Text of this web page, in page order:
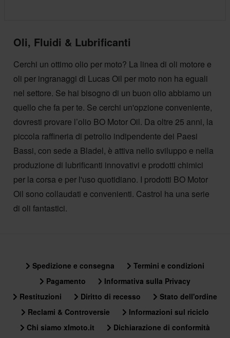
Oli, Fluidi & Lubrificanti
Cerchi un ottimo olio per moto? La linea di oli motore e
oli per ingranaggi di Lucas Oil per moto non ha eguali
nel settore. Se hai bisogno di un buon olio abbiamo un
quello che fa per te. Se cerchi un'opzione conveniente,
dovresti provare l’olio BO Motor Oil. Da oltre 25 anni, la
piccola raffineria di petrolio indipendente dei Paesi
Bassi, con sede a Bladel, è attiva nello sviluppo e nella
produzione di lubrificanti innovativi e prodotti chimici
per la corsa e per l'uso quotidiano. I prodotti BO Motor
Oil sono collaudati e convenienti. Castrol ha una serie
di oli fantastici.
Spedizione e consegna
Termini e condizioni
Pagamento
Informativa sulla Privacy
Restituzioni
Diritto di recesso
Stato dell'ordine
Reclami & Controversie
Informazioni sul riciclo
Chi siamo xlmoto.it
Dichiarazione di conformità